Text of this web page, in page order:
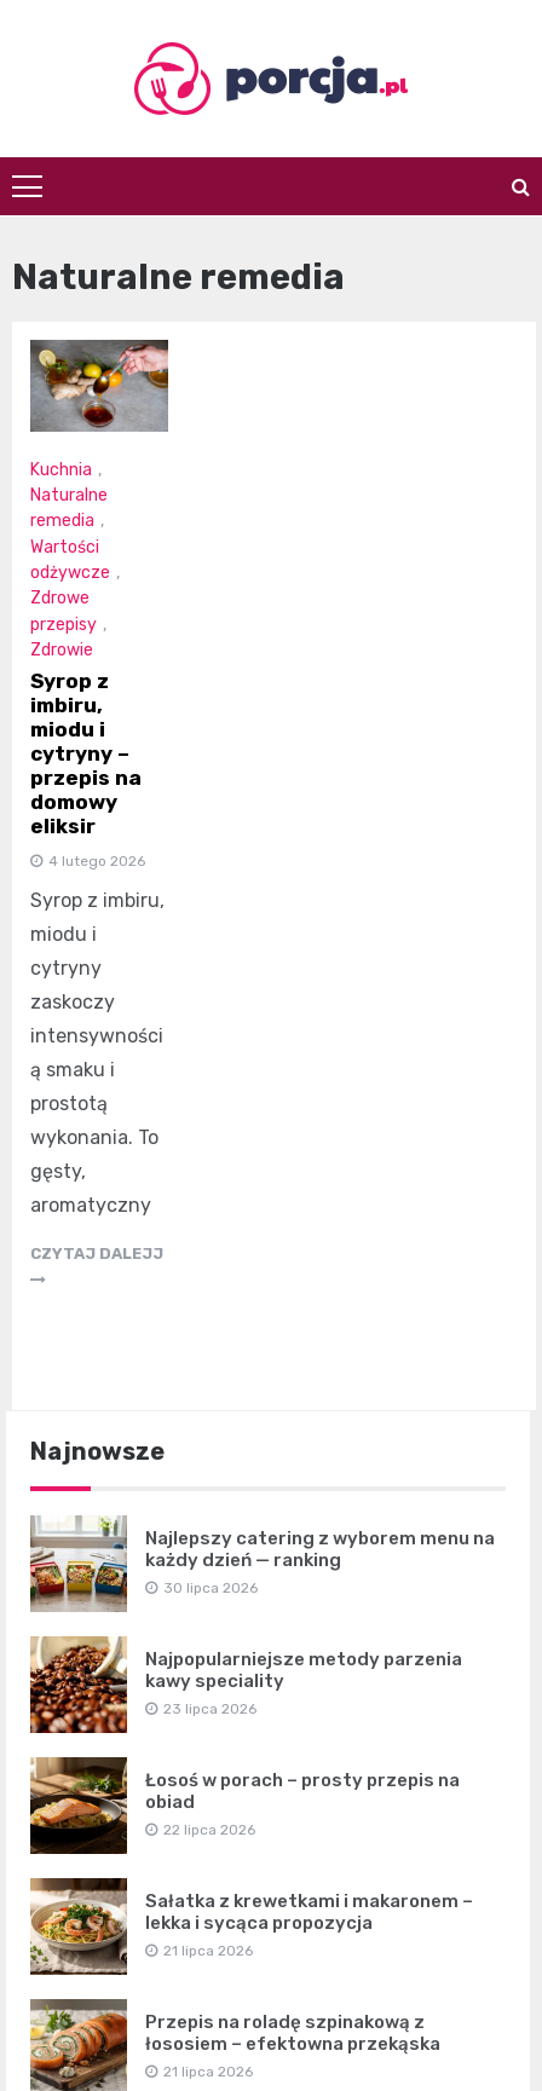
porcja.pl
Naturalne remedia
Kuchnia ,
Naturalne
remedia ,
Wartości
odżywcze ,
Zdrowe
przepisy ,
Zdrowie
Syrop z
imbiru,
miodu i
cytryny –
przepis na
domowy
eliksir
4 lutego 2026
Syrop z imbiru,
miodu i
cytryny
zaskoczy
intensywności
ą smaku i
prostotą
wykonania. To
gęsty,
aromatyczny
CZYTAJ DALEJJ
Najnowsze
Najlepszy catering z wyborem menu na
każdy dzień — ranking
30 lipca 2026
Najpopularniejsze metody parzenia
kawy speciality
23 lipca 2026
Łosoś w porach – prosty przepis na
obiad
22 lipca 2026
Sałatka z krewetkami i makaronem –
lekka i sycąca propozycja
21 lipca 2026
Przepis na roladę szpinakową z
łososiem – efektowna przekąska
21 lipca 2026